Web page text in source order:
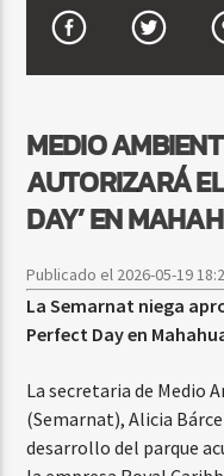
CURRENT SHOW
SALSA
6:00 AM
Beone Radio
MEDIO
AUTORIZARÁ
DAY’ EN
Publicado el 2026-05-19
La Semarnat niega
Perfect Day en
La secretaria de Medio
(Semarnat), Alicia
desarrollo del parque